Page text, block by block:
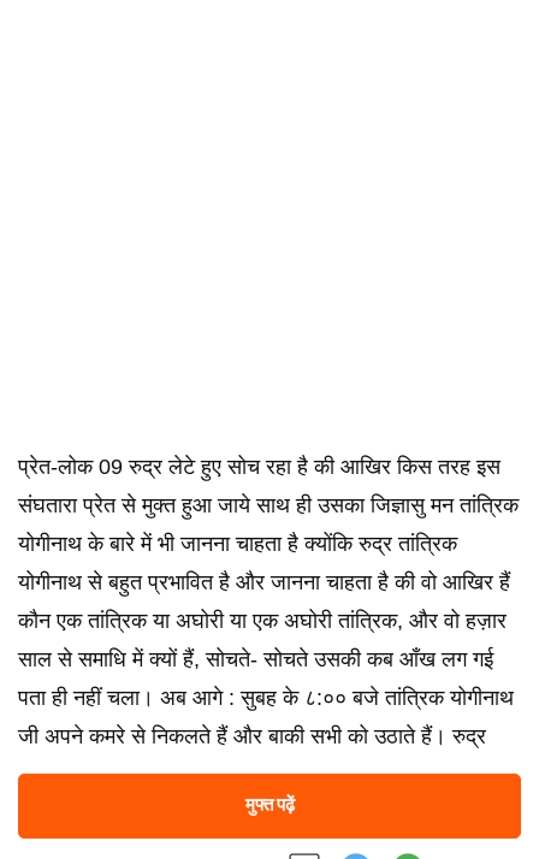
प्रेत-लोक 09 रुद्र लेटे हुए सोच रहा है की आखिर किस तरह इस
संघतारा प्रेत से मुक्त हुआ जाये साथ ही उसका जिज्ञासु मन तांत्रिक
योगीनाथ के बारे में भी जानना चाहता है क्योंकि रुद्र तांत्रिक
योगीनाथ से बहुत प्रभावित है और जानना चाहता है की वो आखिर हैं
कौन एक तांत्रिक या अघोरी या एक अघोरी तांत्रिक, और वो हज़ार
साल से समाधि में क्यों हैं, सोचते- सोचते उसकी कब आँख लग गई
पता ही नहीं चला। अब आगे : सुबह के ८:०० बजे तांत्रिक योगीनाथ
जी अपने कमरे से निकलते हैं और बाकी सभी को उठाते हैं। रुद्र
मुफ्त पढ़ें